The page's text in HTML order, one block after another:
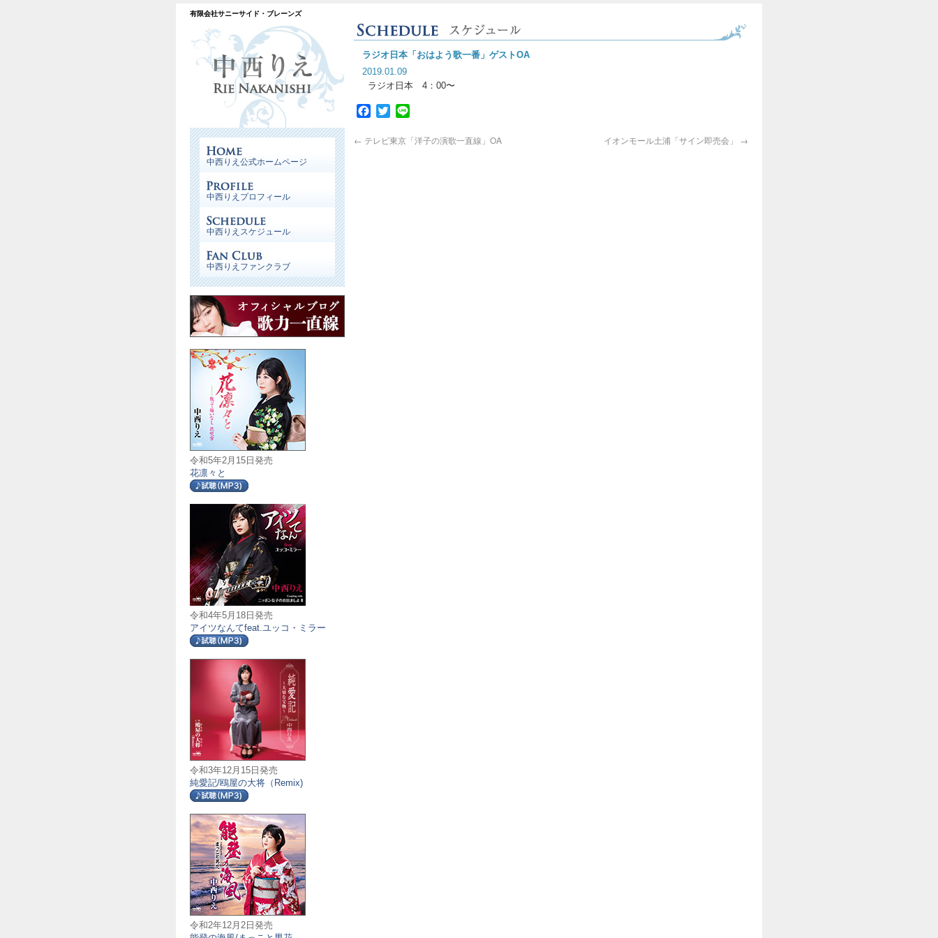
有限会社サニーサイド・ブレーンズ
ラジオ日本「おはよう歌一番」ゲストOA
2019.01.09
ラジオ日本 4：00〜
Facebook
Twitter
← テレビ東京「洋子の演歌一直線」OA イオンモール土浦「サイン即売会」 →
中西りえ公式ホームページ
中西りえプロフィール
中西りえスケジュール
中西りえファンクラブ
令和5年2月15日発売
花凛々と
令和4年5月18日発売
アイツなんてfeat.ユッコ・ミラー
令和3年12月15日発売
純愛記/鴎屋の大将（Remix)
令和2年12月2日発売